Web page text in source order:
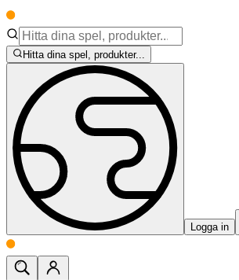
Hitta dina spel, produkter...
Logga in